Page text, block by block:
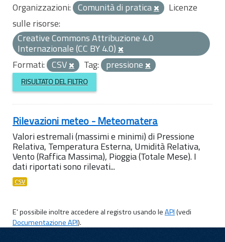
Organizzazioni: Comunità di pratica
Licenze
sulle risorse:
Creative Commons Attribuzione 4.0
Internazionale (CC BY 4.0)
Formati: CSV Tag: pressione
RISULTATO DEL FILTRO
Rilevazioni meteo - Meteomatera
Valori estremali (massimi e minimi) di Pressione
Relativa, Temperatura Esterna, Umidità Relativa,
Vento (Raffica Massima), Pioggia (Totale Mese). I
dati riportati sono rilevati...
CSV
E' possibile inoltre accedere al registro usando leAPI(vedi
Documentazione API).